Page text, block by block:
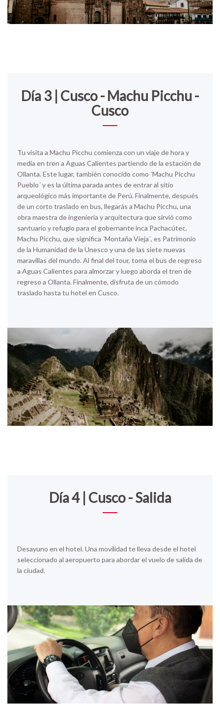
Día 3 | Cusco - Machu Picchu -
Cusco
Tu visita a Machu Picchu comienza con un viaje de hora y
media en tren a Aguas Calientes partiendo de la estación de
Ollanta. Este lugar, también conocido como ´Machu Picchu
Pueblo´ y es la última parada antes de entrar al sitio
arqueológico más importante de Perú. Finalmente, después
de un corto traslado en bus, llegarás a Machu Picchu, una
obra maestra de ingeniería y arquitectura que sirvió como
santuario y refugio para el gobernante inca Pachacútec.
Machu Picchu, que significa ´Montaña Vieja´, es Patrimonio
de la Humanidad de la Unesco y una de las siete nuevas
maravillas del mundo. Al final del tour, toma el bus de regreso
a Aguas Calientes para almorzar y luego aborda el tren de
regreso a Ollanta. Finalmente, disfruta de un cómodo
traslado hasta tu hotel en Cusco.
Día 4 | Cusco - Salida
Desayuno en el hotel. Una movilidad te lleva desde el hotel
seleccionado al aeropuerto para abordar el vuelo de salida de
la ciudad.